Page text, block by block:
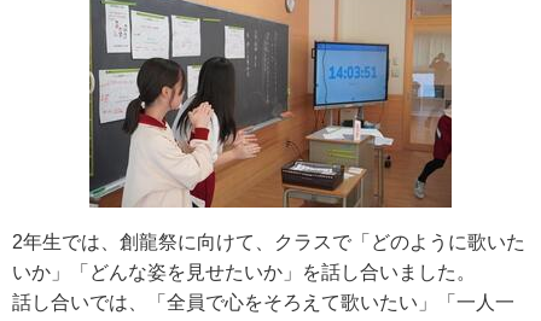
2年生では、創龍祭に向けて、クラスで「どのように歌いた
いか」「どんな姿を見せたいか」を話し合いました。
話し合いでは、「全員で心をそろえて歌いたい」「一人一